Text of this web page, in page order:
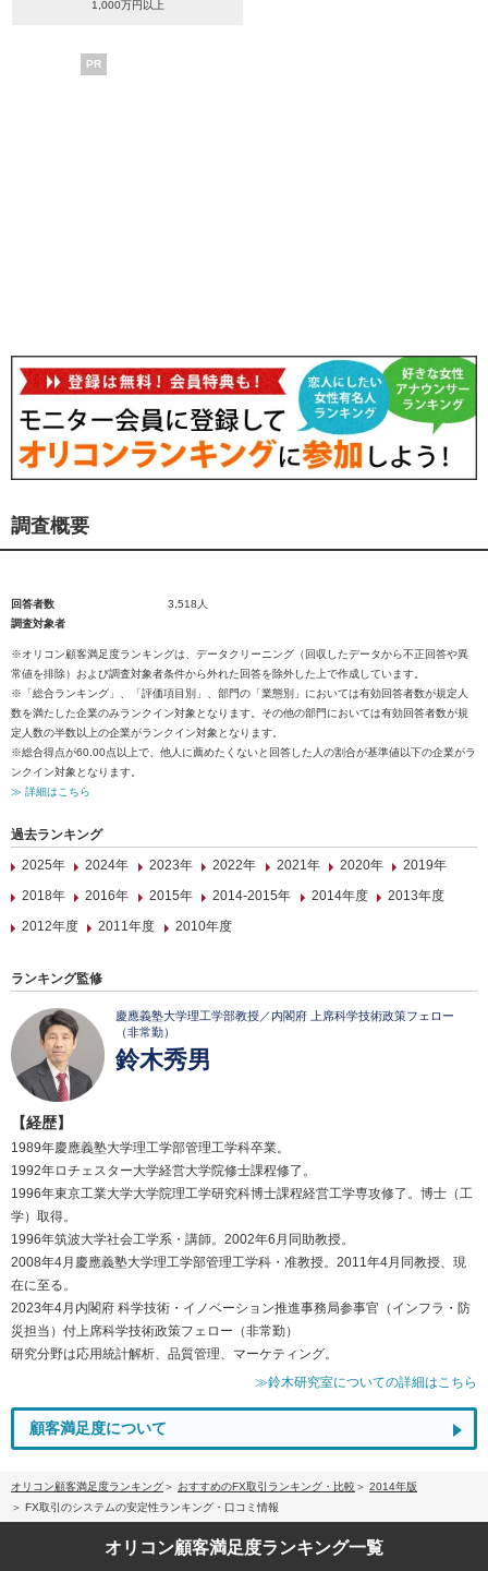
1,000万円以上
PR
調査概要
回答者数
3,518人
調査対象者
※オリコン顧客満足度ランキングは、データクリーニング（回収したデータから不正回答や異
常値を排除）および調査対象者条件から外れた回答を除外した上で作成しています。
※「総合ランキング」、「評価項目別」、部門の「業態別」においては有効回答者数が規定人
数を満たした企業のみランクイン対象となります。その他の部門においては有効回答者数が規
定人数の半数以上の企業がランクイン対象となります。
※総合得点が60.00点以上で、他人に薦めたくないと回答した人の割合が基準値以下の企業がラ
ンクイン対象となります。
≫ 詳細はこちら
過去ランキング
2025年
2024年 2023年 2022年 2021年 2020年
2019年
2018年
2016年 2015年 2014-2015年 2014年度
2013年度
2012年度
2011年度 2010年度
ランキング監修
慶應義塾大学理工学部教授／内閣府 上席科学技術政策フェロー
（非常勤）
鈴木秀男
【経歴】
1989年慶應義塾大学理工学部管理工学科卒業。
1992年ロチェスター大学経営大学院修士課程修了。
1996年東京工業大学大学院理工学研究科博士課程経営工学専攻修了。博士（工
学）取得。
1996年筑波大学社会工学系・講師。2002年6月同助教授。
2008年4月慶應義塾大学理工学部管理工学科・准教授。2011年4月同教授、現
在に至る。
2023年4月内閣府 科学技術・イノベーション推進事務局参事官（インフラ・防
災担当）付上席科学技術政策フェロー（非常勤）
研究分野は応用統計解析、品質管理、マーケティング。
≫鈴木研究室についての詳細はこちら
顧客満足度について
オリコン顧客満足度ランキング おすすめのFX取引ランキング・比較
2014年版
FX取引のシステムの安定性ランキング・口コミ情報
オリコン顧客満足度ランキング一覧